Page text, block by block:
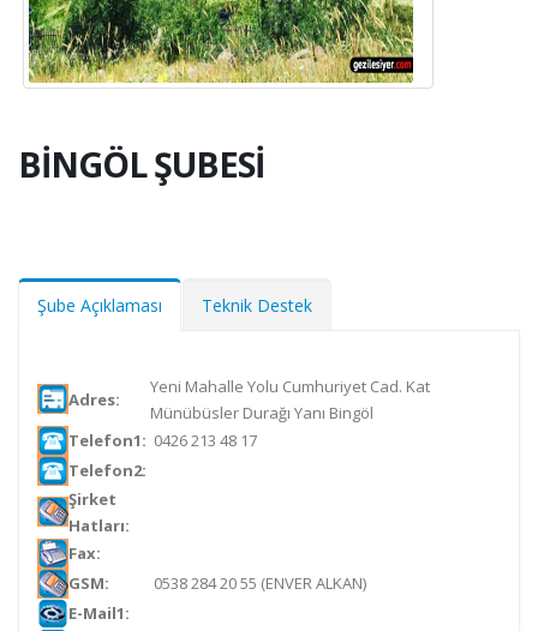
BİNGÖL ŞUBESİ
Şube Açıklaması Teknik Destek
Adres:
Yeni Mahalle Yolu Cumhuriyet Cad. Kat
Münübüsler Durağı Yanı Bingöl
Telefon1: 0426 213 48 17
Telefon2:
Şirket
Hatları:
Fax:
GSM:
0538 284 20 55 (ENVER ALKAN)
E-Mail1: